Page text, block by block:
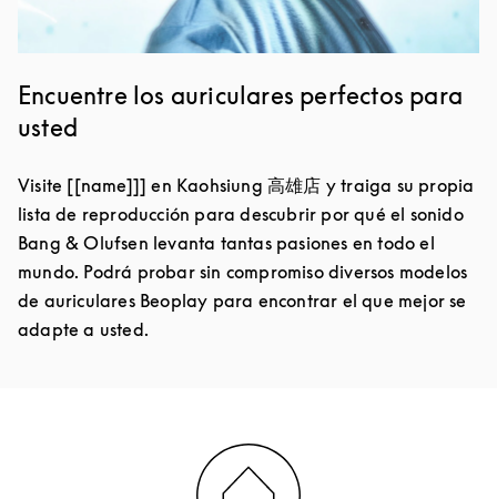
Encuentre los auriculares perfectos para
usted
Visite [[name]]] en Kaohsiung 高雄店 y traiga su propia
lista de reproducción para descubrir por qué el sonido
Bang & Olufsen levanta tantas pasiones en todo el
mundo. Podrá probar sin compromiso diversos modelos
de auriculares Beoplay para encontrar el que mejor se
adapte a usted.